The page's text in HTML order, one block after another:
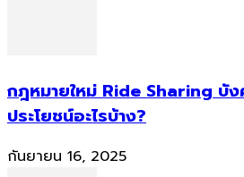
กฎหมายใหม่ Ride Sharing บัง
ประโยชน์อะไรบ้าง?
กันยายน 16, 2025